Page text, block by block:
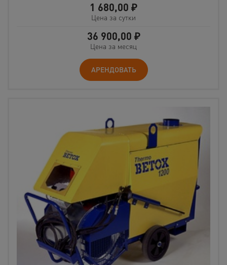
1 680,00 ₽
Цена за сутки
36 900,00 ₽
Цена за месяц
АРЕНДОВАТЬ